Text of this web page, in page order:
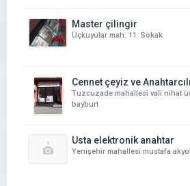
Master çilingir
Üçkuyular mah. 11. Sokak
Cennet çeyiz ve
Tuzcuzade mahallesi vali nihat
bayburt
Usta elektronik anahtar
Yenişehir mahallesi mustafa